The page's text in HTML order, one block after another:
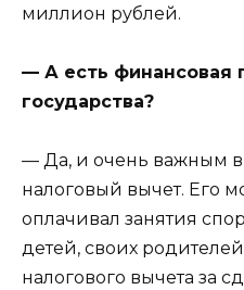
миллион рублей.
— А есть финансовая
государства?
— Да, и очень важным в
налоговый вычет. Его
оплачивал занятия
детей, своих
налогового вычета за